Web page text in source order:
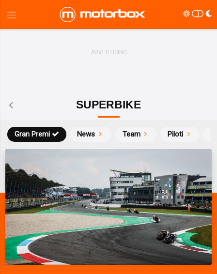
SUPERBIKE
News
Gran Premi Team Piloti